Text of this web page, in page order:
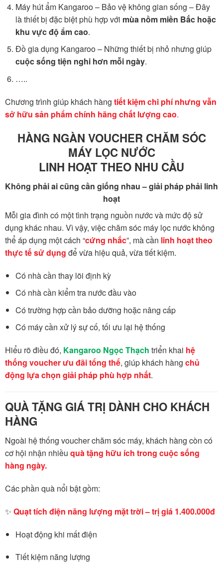
Máy hút ẩm Kangaroo – Bảo vệ không gian sống – Đây
là thiết bị đặc biệt phù hợp với mùa nồm miền Bắc hoặc
khu vực độ ẩm cao.
Đồ gia dụng Kangaroo – Những thiết bị nhỏ nhưng giúp
cuộc sống tiện nghi hơn mỗi ngày.
…..
Chương trình giúp khách hàng tiết kiệm chi phí nhưng vẫn
sở hữu sản phẩm chính hãng chất lượng cao.
HÀNG NGÀN VOUCHER CHĂM SÓC
MÁY LỌC NƯỚC
LINH HOẠT THEO NHU CẦU
Không phải ai cũng cần giống nhau – giải pháp phải linh
hoạt
Mỗi gia đình có một tình trạng nguồn nước và mức độ sử
dụng khác nhau. Vì vậy, việc chăm sóc máy lọc nước không
thể áp dụng một cách “cứng nhắc”, mà cần linh hoạt theo
thực tế sử dụng để vừa hiệu quả, vừa tiết kiệm.
Có nhà cần thay lõi định kỳ
Có nhà cần kiểm tra nước đầu vào
Có trường hợp cần bảo dưỡng hoặc nâng cấp
Có máy cần xử lý sự cố, tối ưu lại hệ thống
Hiểu rõ điều đó, Kangaroo Ngọc Thạch triển khai hệ
thống voucher ưu đãi tổng thể, giúp khách hàng chủ
động lựa chọn giải pháp phù hợp nhất.
QUÀ TẶNG GIÁ TRỊ DÀNH CHO KHÁCH
HÀNG
Ngoài hệ thống voucher chăm sóc máy, khách hàng còn có
cơ hội nhận nhiều quà tặng hữu ích trong cuộc sống
hàng ngày.
Các phần quà nổi bật gồm:
✨ Quạt tích điện năng lượng mặt trời – trị giá 1.400.000đ
Hoạt động khi mất điện
Tiết kiệm năng lượng